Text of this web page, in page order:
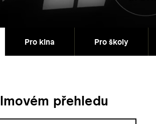
Pro kina Pro školy
přehledu